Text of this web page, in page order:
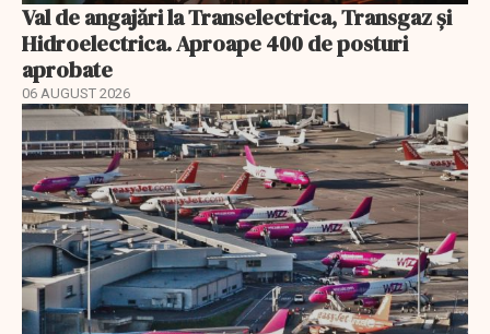
Val de angajări la Transelectrica, Transgaz și
Hidroelectrica. Aproape 400 de posturi
aprobate
06 AUGUST 2026